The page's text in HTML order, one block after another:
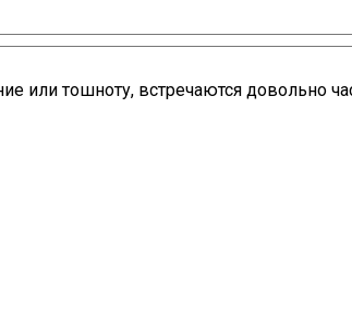
тошноту, встречаются довольно